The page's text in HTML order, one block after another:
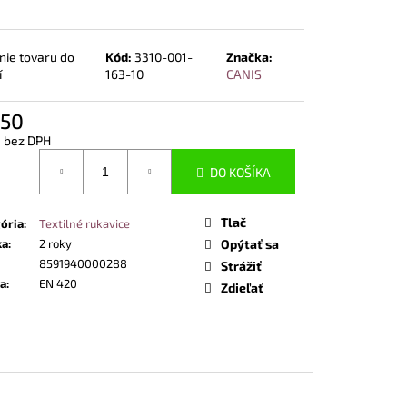
tovaru do
Kód: 3310-001-
163-10
Značka:
CANIS
DPH
DO KOŠÍKA
:
Textilné rukavice
:
2 roky
8591940000288
: EN 420
Tlač
Opýtať sa
Strážiť
Zdieľať